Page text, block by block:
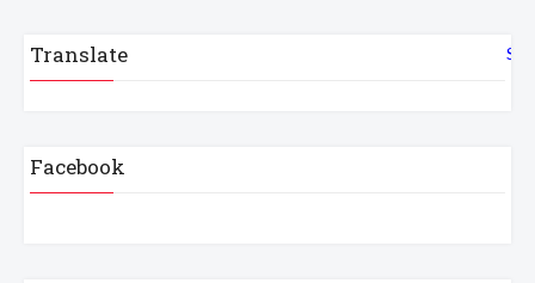
Translate
Facebook